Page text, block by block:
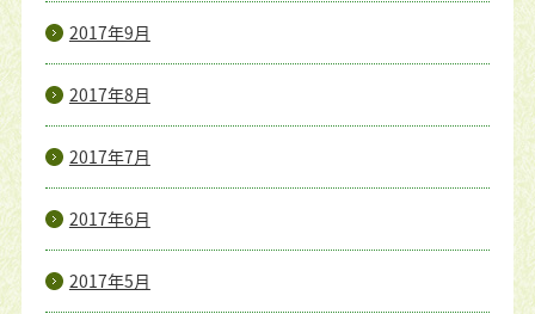
2017年9月
2017年8月
2017年7月
2017年6月
2017年5月